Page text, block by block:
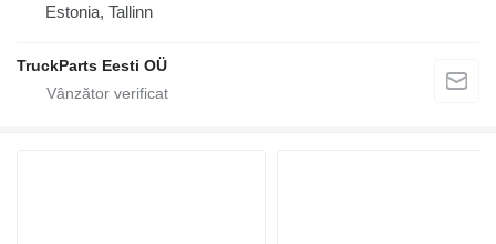
Estonia, Tallinn
TruckParts Eesti OÜ